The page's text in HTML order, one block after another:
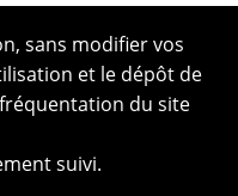
sans modifier vos
et le dépôt de
du site
suivi.